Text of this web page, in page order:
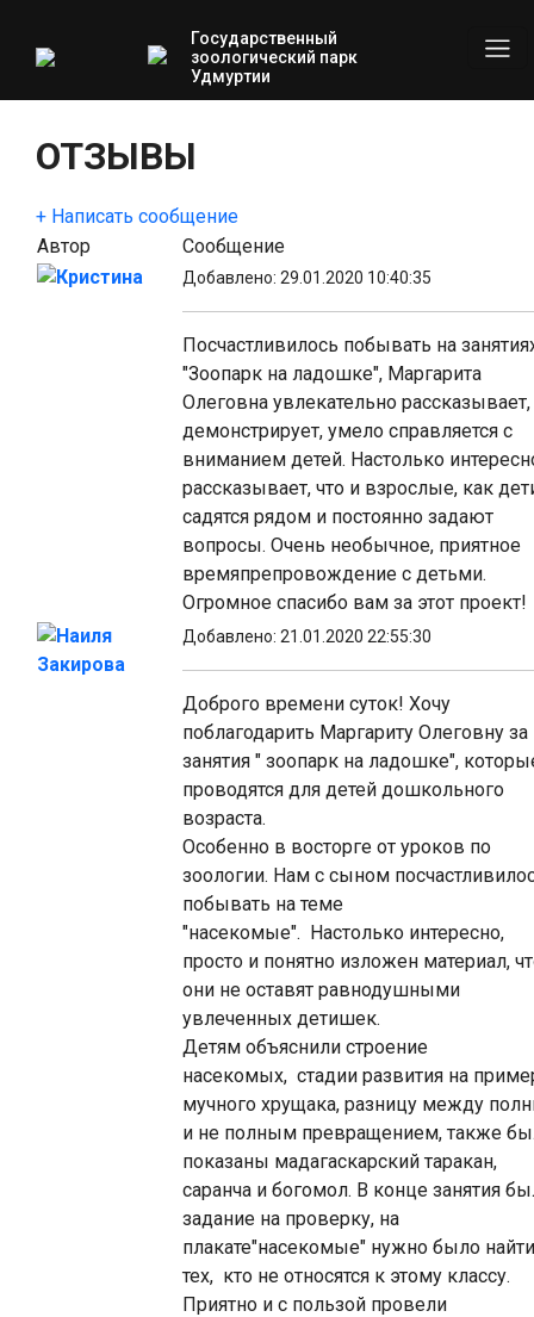
Государственный
зоологический парк
Удмуртии
ОТЗЫВЫ
+ Написать сообщение
Автор
Сообщение
Кристина
Добавлено: 29.01.2020 10:40:35
Посчастливилось побывать на
"Зоопарк на ладошке", Маргарита
Олеговна увлекательно рассказывает,
демонстрирует, умело справляется с
вниманием детей. Настолько
рассказывает, что и взрослые, как
садятся рядом и постоянно задают
вопросы. Очень необычное, приятное
времяпрепровождение с детьми.
Огромное спасибо вам за этот проект!
Наиля
Закирова
Добавлено: 21.01.2020 22:55:30
Доброго времени суток! Хочу
поблагодарить Маргариту Олеговну за
занятия " зоопарк на ладошке",
проводятся для детей дошкольного
возраста.
Особенно в восторге от уроков по
зоологии. Нам с сыном
побывать на теме
"насекомые". Настолько интересно,
просто и понятно изложен материал,
они не оставят равнодушными
увлеченных детишек.
Детям объяснили строение
насекомых, стадии развития на
мучного хрущака, разницу между
и не полным превращением, также
показаны мадагаскарский таракан,
саранча и богомол. В конце занятия
задание на проверку, на
плакате"насекомые" нужно было найти
тех, кто не относятся к этому классу.
Приятно и с пользой провели